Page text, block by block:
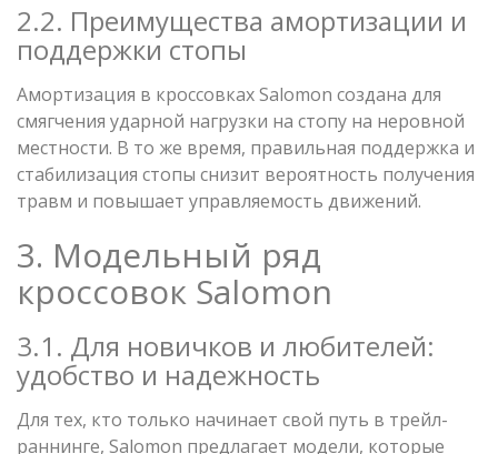
2.2. Преимущества амортизации и
поддержки стопы
Амортизация в кроссовках Salomon создана для
смягчения ударной нагрузки на стопу на неровной
местности. В то же время, правильная поддержка и
стабилизация стопы снизит вероятность получения
травм и повышает управляемость движений.
3. Модельный ряд
кроссовок Salomon
3.1. Для новичков и любителей:
удобство и надежность
Для тех, кто только начинает свой путь в трейл-
раннинге, Salomon предлагает модели, которые